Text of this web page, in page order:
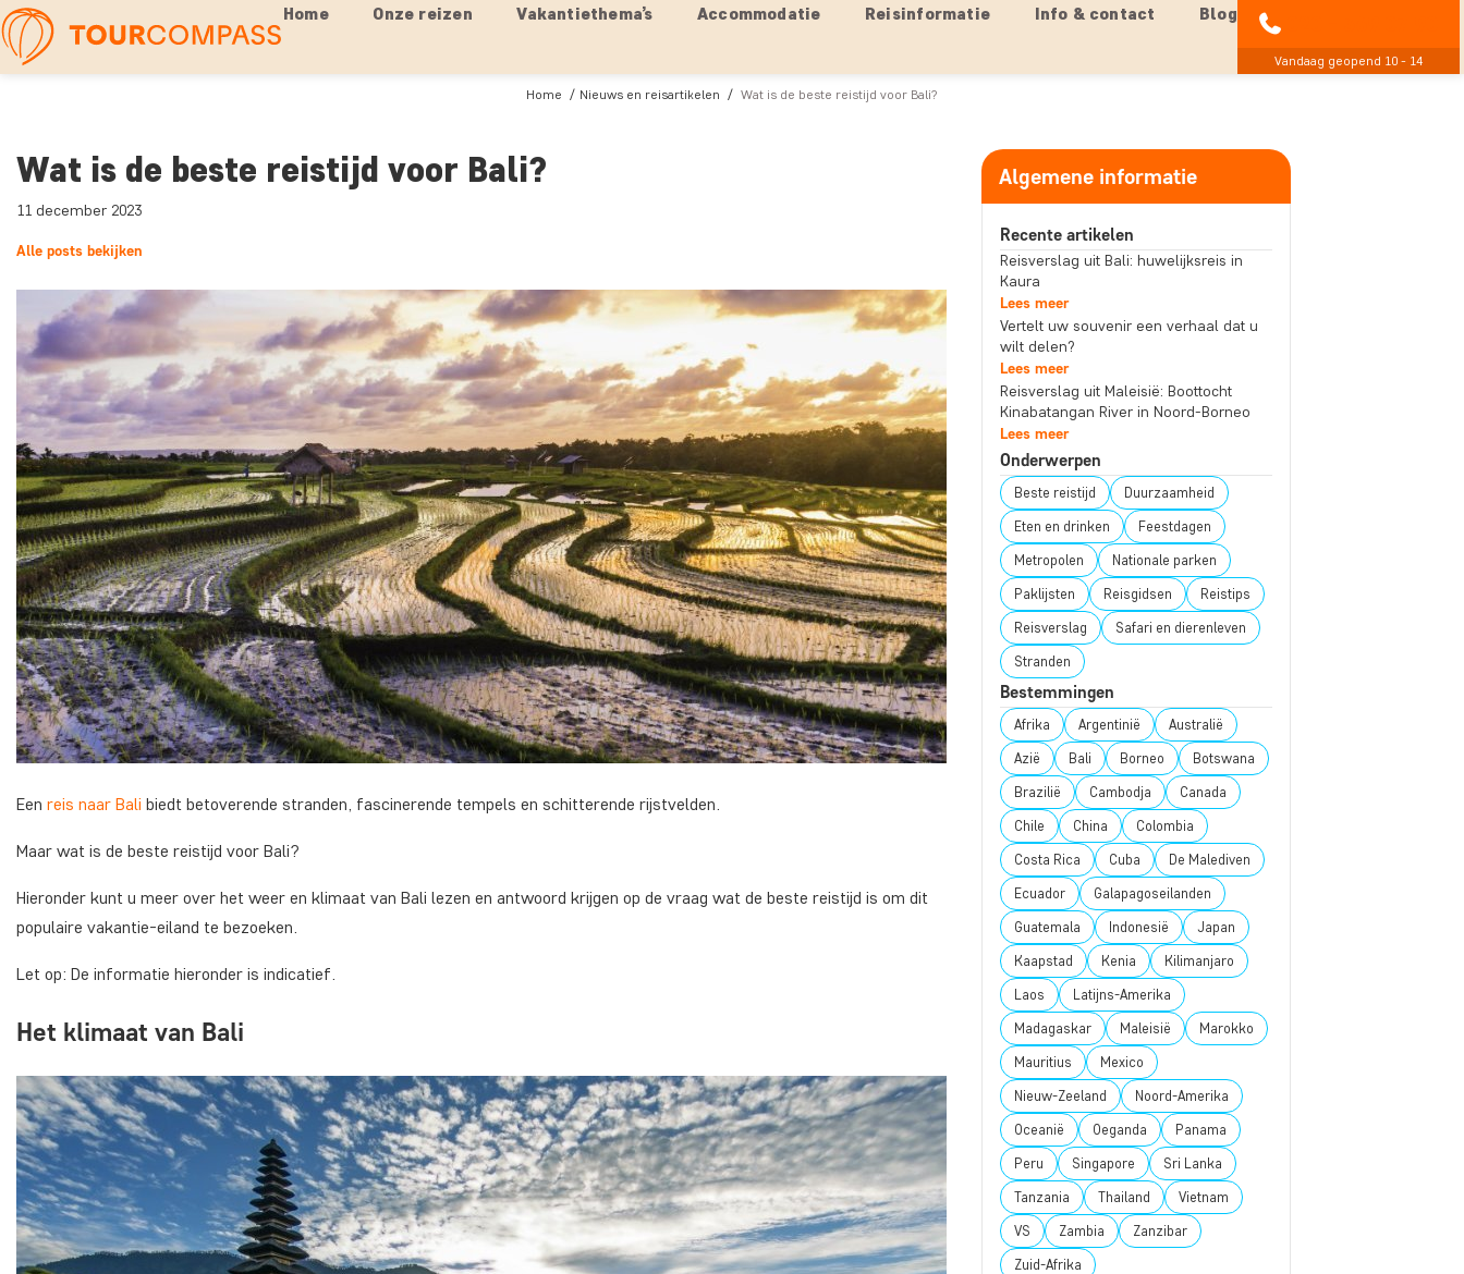
Home Onze reizen Vakantiethema’s Accommodatie Reisinformatie Info & contact Blog
Vandaag geopend 10 - 14
Home Nieuws en reisartikelen Wat is de beste reistijd voor Bali?
Wat is de beste reistijd voor Bali?
11 december 2023
Alle posts bekijken
Een reis naar Bali biedt betoverende stranden, fascinerende tempels en schitterende rijstvelden.
Maar wat is de beste reistijd voor Bali?
Hieronder kunt u meer over het weer en klimaat van Bali lezen en antwoord krijgen op de vraag wat de beste reistijd is om dit
populaire vakantie-eiland te bezoeken.
Let op: De informatie hieronder is indicatief.
Het klimaat van Bali
Algemene informatie
Recente artikelen
Reisverslag uit Bali: huwelijksreis in
Kaura
Lees meer
Vertelt uw souvenir een verhaal dat u
wilt delen?
Lees meer
Reisverslag uit Maleisië: Boottocht
Kinabatangan River in Noord-Borneo
Lees meer
Onderwerpen
Beste reistijd Duurzaamheid
Eten en drinken Feestdagen
Metropolen Nationale parken
Paklijsten Reisgidsen Reistips
Reisverslag Safari en dierenleven
Stranden
Bestemmingen
Afrika Argentinië Australië
Azië Bali Borneo Botswana
Brazilië Cambodja Canada
Chile China Colombia
Costa Rica Cuba De Malediven
Ecuador Galapagoseilanden
Guatemala Indonesië Japan
Kaapstad Kenia Kilimanjaro
Laos Latijns-Amerika
Madagaskar Maleisië Marokko
Mauritius Mexico
Nieuw-Zeeland Noord-Amerika
Oceanië Oeganda Panama
Peru Singapore Sri Lanka
Tanzania Thailand Vietnam
VS Zambia Zanzibar
Zuid-Afrika